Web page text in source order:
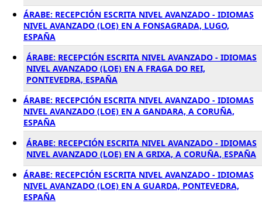
ÁRABE: RECEPCIÓN ESCRITA NIVEL AVANZADO - IDIOMAS
NIVEL AVANZADO (LOE) EN A FONSAGRADA, LUGO,
ESPAÑA
ÁRABE: RECEPCIÓN ESCRITA NIVEL AVANZADO - IDIOMAS
NIVEL AVANZADO (LOE) EN A FRAGA DO REI,
PONTEVEDRA, ESPAÑA
ÁRABE: RECEPCIÓN ESCRITA NIVEL AVANZADO - IDIOMAS
NIVEL AVANZADO (LOE) EN A GANDARA, A CORUÑA,
ESPAÑA
ÁRABE: RECEPCIÓN ESCRITA NIVEL AVANZADO - IDIOMAS
NIVEL AVANZADO (LOE) EN A GRIXA, A CORUÑA, ESPAÑA
ÁRABE: RECEPCIÓN ESCRITA NIVEL AVANZADO - IDIOMAS
NIVEL AVANZADO (LOE) EN A GUARDA, PONTEVEDRA,
ESPAÑA